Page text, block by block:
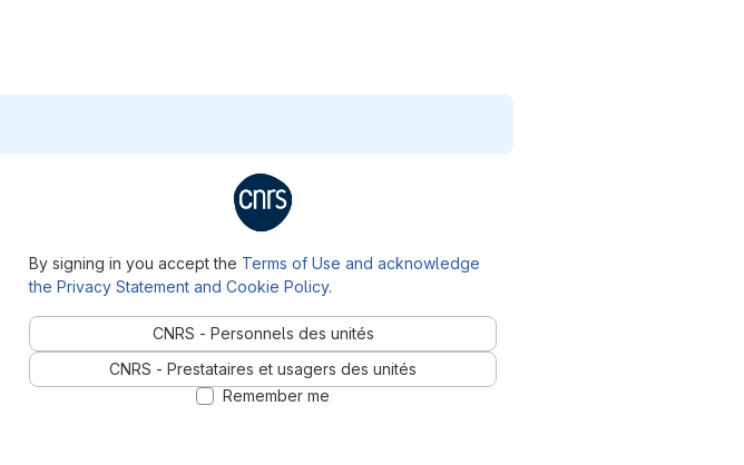
By signing in you accept the Terms of Use and acknowledge
the Privacy Statement and Cookie Policy.
CNRS - Personnels des unités
CNRS - Prestataires et usagers des unités
Remember me